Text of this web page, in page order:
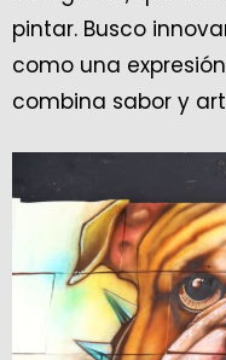
pintar. Busco
como una
combina sabor y